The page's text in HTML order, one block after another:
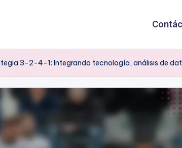
3-2-4-1: Integrando tecnología, análisis de